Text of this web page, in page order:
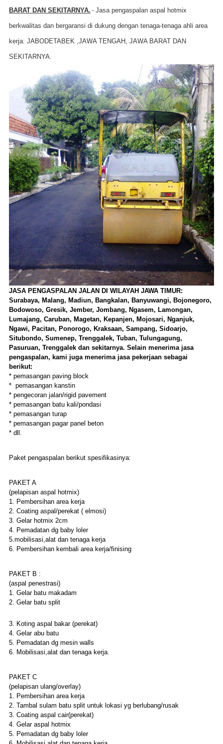
BARAT DAN SEKITARNYA. - Jasa pengaspalan aspal hotmix
berkwalitas dan bergaransi di dukung dengan tenaga-tenaga ahli area
kerja: JABODETABEK ,JAWA TENGAH, JAWA BARAT DAN
SEKITARNYA.
JASA PENGASPALAN JALAN DI WILAYAH JAWA TIMUR:
Surabaya, Malang, Madiun, Bangkalan, Banyuwangi, Bojonegoro,
Bodowoso, Gresik, Jember, Jombang, Ngasem, Lamongan,
Lumajang, Caruban, Magetan, Kepanjen, Mojosari, Nganjuk,
Ngawi, Pacitan, Ponorogo, Kraksaan, Sampang, Sidoarjo,
Situbondo, Sumenep, Trenggalek, Tuban, Tulungagung,
Pasuruan, Trenggalek dan sekitarnya. Selain menerima jasa
pengaspalan, kami juga menerima jasa pekerjaan sebagai
berikut:
* pemasangan paving block
* pemasangan kanstin
* pengecoran jalan/rigid pavement
* pemasangan batu kali/pondasi
* pemasangan turap
* pemasangan pagar panel beton
* dll.
Paket pengaspalan berikut spesifikasinya:
PAKET A
(pelapisan aspal hotmix)
1. Pembersihan area kerja
2. Coating aspal/perekat ( elmosi)
3. Gelar hotmix 2cm
4. Pemadatan dg baby loler
5.mobilisasi,alat dan tenaga kerja
6. Pembersihan kembali area kerja/finising
PAKET B :
(aspal penestrasi)
1. Gelar batu makadam
2. Gelar batu split
3. Koting aspal bakar (perekat)
4. Gelar abu batu
5. Pemadatan dg mesin walls
6. Mobilisasi,alat dan tenaga kerja.
PAKET C
(pelapisan ulang/overlay)
1. Pembersihan area kerja
2. Tambal sulam batu split untuk lokasi yg berlubang/rusak
3. Coating aspal cair(perekat)
4. Gelar aspal hotmix
5. Pemadatan dg baby loler